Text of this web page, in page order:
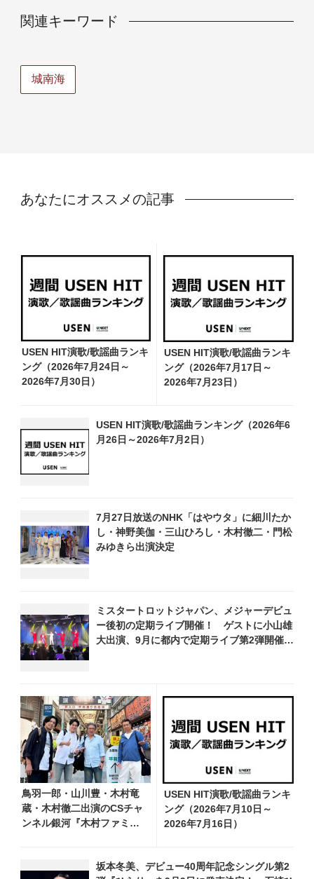
関連キーワード
城南海
あなたにオススメの記事
USEN HIT演歌/歌謡曲ランキ
ング（2026年7月24日～
2026年7月30日）
USEN HIT演歌/歌謡曲ランキ
ング（2026年7月17日～
2026年7月23日）
USEN HIT演歌/歌謡曲ランキング（2026年6
月26日～2026年7月2日）
7月27日放送のNHK「はやウタ」に細川たか
し・神野美伽・三山ひろし・木村徹二・門松
みゆきら出演決定
ミスタートロットジャパン、メジャーデビュ
ー後初の定期ライブ開催！ ゲストに小山雄
大出演、9月に都内で定期ライブ第2弾開催決
鳥羽一郎・山川豊・木村竜
蔵・木村徹二出演のCSチャ
ンネル銀河『木村ファミリ
（土）放送回の収録の模様
USEN HIT演歌/歌謡曲ランキ
ング（2026年7月10日～
2026年7月16日）
坂本冬美、デビュー40周年記念シングル第2